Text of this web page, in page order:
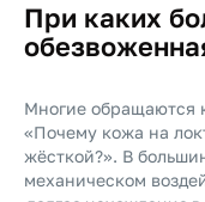
При каких
Многие обращаются
«Почему кожа на
жёсткой?». В
механическом